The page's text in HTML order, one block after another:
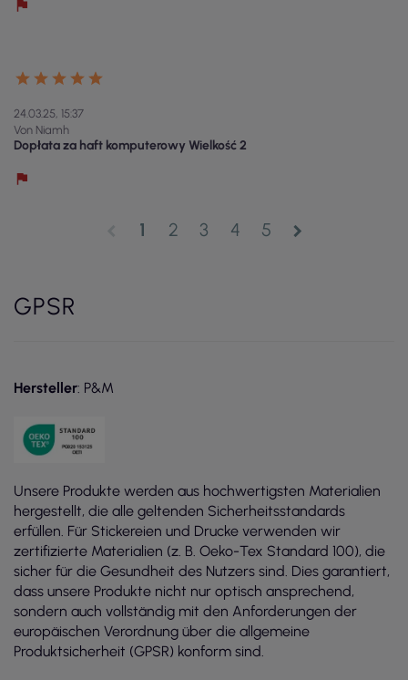
24.03.25, 15:37
Von Niamh
Dopłata za haft komputerowy Wielkość 2
1 2 3 4 5 chevron_right
GPSR
Hersteller: P&M
Unsere Produkte werden aus hochwertigsten Materialien
hergestellt, die alle geltenden Sicherheitsstandards
erfüllen. Für Stickereien und Drucke verwenden wir
zertifizierte Materialien (z. B. Oeko-Tex Standard 100), die
sicher für die Gesundheit des Nutzers sind. Dies garantiert,
dass unsere Produkte nicht nur optisch ansprechend,
sondern auch vollständig mit den Anforderungen der
europäischen Verordnung über die allgemeine
Produktsicherheit (GPSR) konform sind.